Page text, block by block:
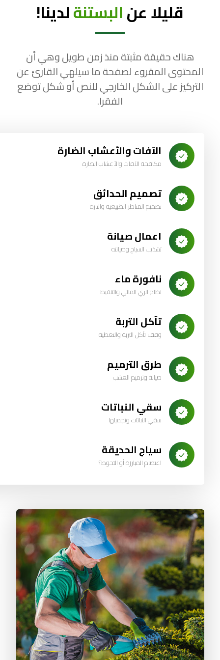
قليلا عنالبستنةلدينا!
هناك حقيقة مثبتة منذ زمن طويل وهي أن
المحتوى المقروء لصفحة ما سيلهي القارئ عن
التركيز على الشكل الخارجي للنص أو شكل توضع
الفقرا.
الآفات والأعشاب الضارة
مكافحة الآفات والأعشاب الضارة
تصميم الحدائق
تصميم المناظر الطبيعية والتنزه
اعمال صيانة
تشذيب السياج وصيانته
نافورة ماء
نظام الري المائي والتنقيط
تآكل التربة
وقف تآكل التربة والتغطية
طرق الترميم
صيانة وترميم العشب
سقي النباتات
سقي النباتات وتجميلها
سياج الحديقة
اعتصام المبارزة أو التحوط؟